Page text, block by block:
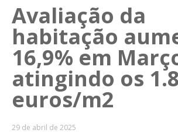
Avaliação da
habitação
16,9% em
atingindo os
euros/m2
29 de abril de 2025